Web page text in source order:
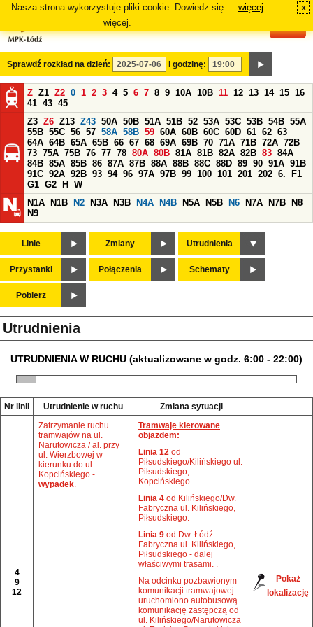
Nasza strona wykorzystuje pliki cookie. Dowiedz się
więcej.
więcej x
Sprawdź rozkład na dzień: i godzinę:
Z Z1 Z2 0 1 2 3 4 5 6 7 8 9 10A 10B 11 12 13 14 15 16
41 43 45
Z3 Z6 Z13 Z43 50A 50B 51A 51B 52 53A 53C 53B 54B 55A
55B 55C 56 57 58A 58B 59 60A 60B 60C 60D 61 62 63
64A 64B 65A 65B 66 67 68 69A 69B 70 71A 71B 72A 72B
73 75A 75B 76 77 78 80A 80B 81A 81B 82A 82B 83 84A
84B 85A 85B 86 87A 87B 88A 88B 88C 88D 89 90 91A 91B
91C 92A 92B 93 94 96 97A 97B 99 100 101 201 202 6.
F1
G1 G2 H
W
N1A
N1B N2 N3A N3B N4A N4B N5A N5B N6 N7A N7B
N8
N9
Linie Zmiany Utrudnienia
Przystanki Połączenia Schematy
Pobierz
Utrudnienia
UTRUDNIENIA W RUCHU (aktualizowane w godz. 6:00 - 22:00)
Nr linii Utrudnienie w ruchu Zmiana sytuacji
4
9
12
Zatrzymanie ruchu
tramwajów na ul.
Narutowicza / al. przy
ul. Wierzbowej w
kierunku do ul.
Kopcińskiego -
wypadek.
Tramwaje kierowane
objazdem:
Linia 12 od
Piłsudskiego/Kilińskiego ul.
Piłsudskiego,
Kopcińskiego.
Linia 4 od Kilińskiego/Dw.
Fabryczna ul. Kilińskiego,
Piłsudskiego.
Linia 9 od Dw. Łódź
Fabryczna ul. Kilińskiego,
Piłsudskiego - dalej
właściwymi trasami. .
Na odcinku pozbawionym
komunikacji tramwajowej
uruchomiono autobusową
komunikację zastępczą od
ul. Kilińskiego/Narutowicza
Pokaż
lokalizację